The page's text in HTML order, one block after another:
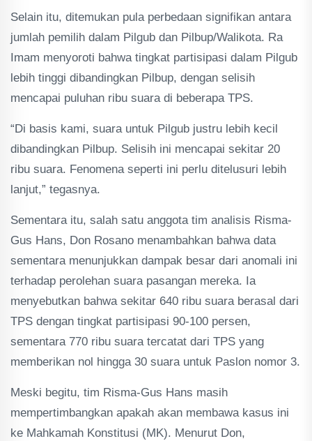
Selain itu, ditemukan pula perbedaan signifikan antara
jumlah pemilih dalam Pilgub dan Pilbup/Walikota. Ra
Imam menyoroti bahwa tingkat partisipasi dalam Pilgub
lebih tinggi dibandingkan Pilbup, dengan selisih
mencapai puluhan ribu suara di beberapa TPS.
“Di basis kami, suara untuk Pilgub justru lebih kecil
dibandingkan Pilbup. Selisih ini mencapai sekitar 20
ribu suara. Fenomena seperti ini perlu ditelusuri lebih
lanjut,” tegasnya.
Sementara itu, salah satu anggota tim analisis Risma-
Gus Hans, Don Rosano menambahkan bahwa data
sementara menunjukkan dampak besar dari anomali ini
terhadap perolehan suara pasangan mereka. Ia
menyebutkan bahwa sekitar 640 ribu suara berasal dari
TPS dengan tingkat partisipasi 90-100 persen,
sementara 770 ribu suara tercatat dari TPS yang
memberikan nol hingga 30 suara untuk Paslon nomor 3.
Meski begitu, tim Risma-Gus Hans masih
mempertimbangkan apakah akan membawa kasus ini
ke Mahkamah Konstitusi (MK). Menurut Don,